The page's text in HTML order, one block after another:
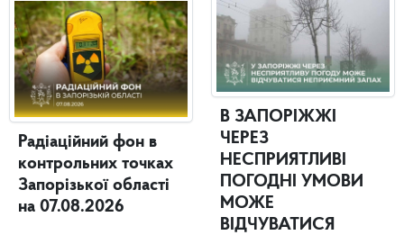
Радіаційний фон в
контрольних точках
Запорізької області
на 07.08.2026
В ЗАПОРІЖЖІ
ЧЕРЕЗ
НЕСПРИЯТЛИВІ
ПОГОДНІ УМОВИ
МОЖЕ
ВІДЧУВАТИСЯ